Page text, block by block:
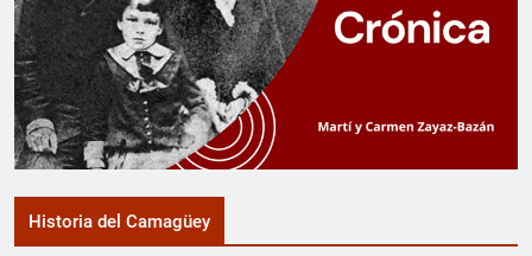
Historia del Camagüey